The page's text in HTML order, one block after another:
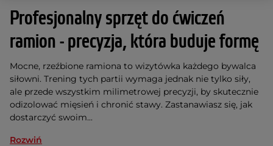
Profesjonalny sprzęt do ćwiczeń
ramion - precyzja, która buduje formę
Mocne, rzeźbione ramiona to wizytówka każdego bywalca
siłowni. Trening tych partii wymaga jednak nie tylko siły,
ale przede wszystkim milimetrowej precyzji, by skutecznie
odizolować mięsień i chronić stawy. Zastanawiasz się, jak
dostarczyć swoim...
Rozwiń